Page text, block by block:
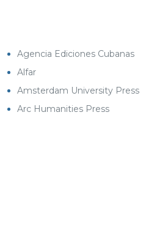
Agencia Ediciones Cubanas
Alfar
Amsterdam University Press
Arc Humanities Press